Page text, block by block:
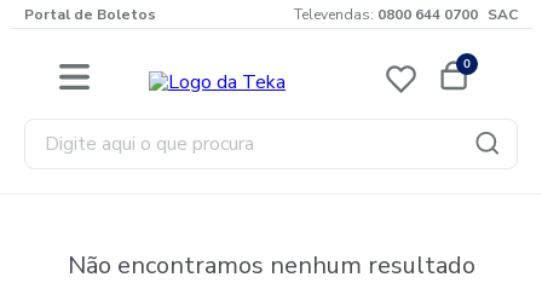
Portal de Boletos Televendas: 0800 644 0700 SAC
0
Digite aqui o que procura
Não encontramos nenhum resultado